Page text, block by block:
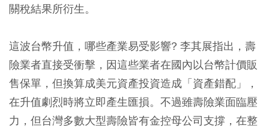
關稅結果所衍生。
這波台幣升值，哪些產業易受影響? 李其展指出，壽
險業者直接受衝擊，因這些業者在國內以台幣計價販
售保單，但換算成美元資產投資造成「資產錯配」，
在升值劇烈時將立即產生匯損。不過雖壽險業面臨壓
力，但台灣多數大型壽險皆有金控母公司支撐，在整